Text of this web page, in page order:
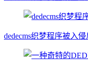
dedecms织梦程序被入侵